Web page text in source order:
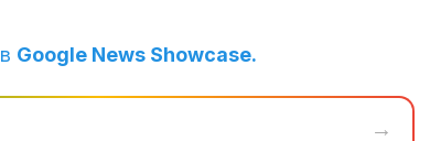
Google News Showcase.
→